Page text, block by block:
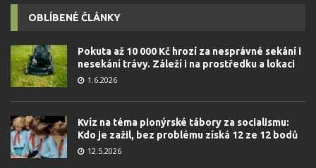
OBLÍBENÉ ČLÁNKY
Pokuta až 10 000 Kč hrozí za nesprávné sekání i
nesekání trávy. Záleží i na prostředku a lokaci
1.6.2026
Kvíz na téma pionýrské tábory za socialismu:
Kdo je zažil, bez problému získá 12 ze 12 bodů
12.5.2026